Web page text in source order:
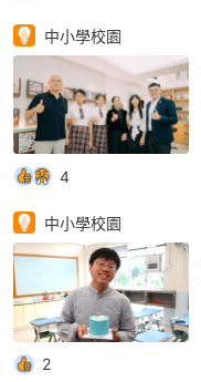
中小學校園
4
中小學校園
2